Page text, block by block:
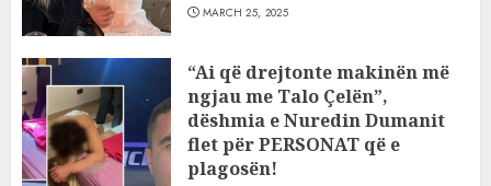
MARCH 25, 2025
“Ai që drejtonte makinën më
ngjau me Talo Çelën”,
dëshmia e Nuredin Dumanit
flet për PERSONAT që e
plagosën!